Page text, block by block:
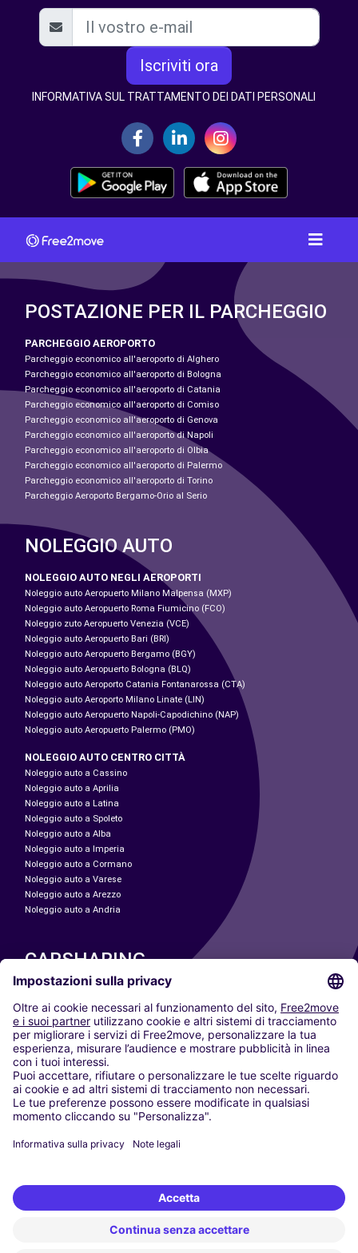
Iscriviti ora
INFORMATIVA SUL TRATTAMENTO DEI DATI PERSONALI
POSTAZIONE PER IL PARCHEGGIO
PARCHEGGIO AEROPORTO
Parcheggio economico all'aeroporto di Alghero
Parcheggio economico all'aeroporto di Bologna
Parcheggio economico all'aeroporto di Catania
Parcheggio economico all'aeroporto di Comiso
Parcheggio economico all'aeroporto di Genova
Parcheggio economico all'aeroporto di Napoli
Parcheggio economico all'aeroporto di Olbia
Parcheggio economico all'aeroporto di Palermo
Parcheggio economico all'aeroporto di Torino
Parcheggio Aeroporto Bergamo-Orio al Serio
NOLEGGIO AUTO
NOLEGGIO AUTO NEGLI AEROPORTI
Noleggio auto Aeropuerto Milano Malpensa (MXP)
Noleggio auto Aeropuerto Roma Fiumicino (FCO)
Noleggio zuto Aeropuerto Venezia (VCE)
Noleggio auto Aeropuerto Bari (BRI)
Noleggio auto Aeropuerto Bergamo (BGY)
Noleggio auto Aeropuerto Bologna (BLQ)
Noleggio auto Aeroporto Catania Fontanarossa (CTA)
Noleggio auto Aeroporto Milano Linate (LIN)
Noleggio auto Aeropuerto Napoli-Capodichino (NAP)
Noleggio auto Aeropuerto Palermo (PMO)
NOLEGGIO AUTO CENTRO CITTÀ
Noleggio auto a Cassino
Noleggio auto a Aprilia
Noleggio auto a Latina
Noleggio auto a Spoleto
Noleggio auto a Alba
Noleggio auto a Imperia
Noleggio auto a Cormano
Noleggio auto a Varese
Noleggio auto a Arezzo
Noleggio auto a Andria
CARSHARING
LE NOSTRE CITTÀ
Paris
Madrid
Washington DC
Milano
Roma
Torino
Vienna
Berlino
Düsseldorf